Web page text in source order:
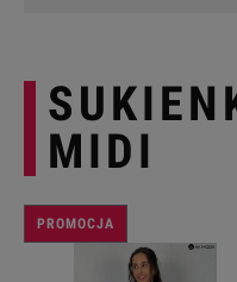
MIDI
PROMOCJA